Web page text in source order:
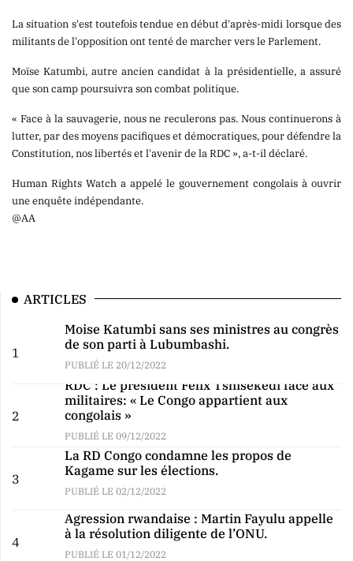
La situation s'est toutefois tendue en début d'après-midi lorsque des
militants de l'opposition ont tenté de marcher vers le Parlement.
Moïse Katumbi, autre ancien candidat à la présidentielle, a assuré
que son camp poursuivra son combat politique.
« Face à la sauvagerie, nous ne reculerons pas. Nous continuerons à
lutter, par des moyens pacifiques et démocratiques, pour défendre la
Constitution, nos libertés et l'avenir de la RDC », a-t-il déclaré.
Human Rights Watch a appelé le gouvernement congolais à ouvrir
une enquête indépendante.
@AA
ARTICLES
1
Moise Katumbi sans ses ministres au congrès
de son parti à Lubumbashi.
PUBLIÉ LE 20/12/2022
2
RDC : Le président Félix Tshisekedi face aux
militaires: « Le Congo appartient aux
congolais »
PUBLIÉ LE 09/12/2022
3
La RD Congo condamne les propos de
Kagame sur les élections.
PUBLIÉ LE 02/12/2022
4
Agression rwandaise : Martin Fayulu appelle
à la résolution diligente de l’ONU.
PUBLIÉ LE 01/12/2022